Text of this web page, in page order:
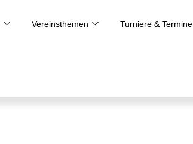
Vereinsthemen Turniere & Termine